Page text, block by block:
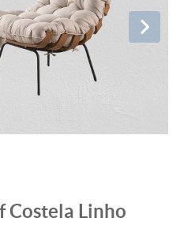
Costela Linho